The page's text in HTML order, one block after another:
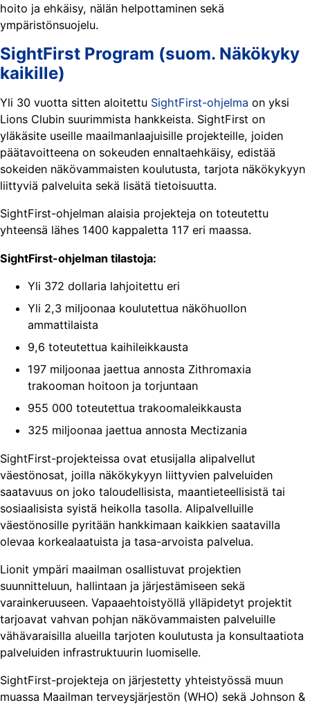
hoito ja ehkäisy, nälän helpottaminen sekä
ympäristönsuojelu.
SightFirst Program (suom. Näkökyky
kaikille)
Yli 30 vuotta sitten aloitettu SightFirst-ohjelma on yksi
Lions Clubin suurimmista hankkeista. SightFirst on
yläkäsite useille maailmanlaajuisille projekteille, joiden
päätavoitteena on sokeuden ennaltaehkäisy, edistää
sokeiden näkövammaisten koulutusta, tarjota näkökykyyn
liittyviä palveluita sekä lisätä tietoisuutta.
SightFirst-ohjelman alaisia projekteja on toteutettu
yhteensä lähes 1400 kappaletta 117 eri maassa.
SightFirst-ohjelman tilastoja:
Yli 372 dollaria lahjoitettu eri
Yli 2,3 miljoonaa koulutettua näköhuollon
ammattilaista
9,6 toteutettua kaihileikkausta
197 miljoonaa jaettua annosta Zithromaxia
trakooman hoitoon ja torjuntaan
955 000 toteutettua trakoomaleikkausta
325 miljoonaa jaettua annosta Mectizania
SightFirst-projekteissa ovat etusijalla alipalvellut
väestönosat, joilla näkökykyyn liittyvien palveluiden
saatavuus on joko taloudellisista, maantieteellisistä tai
sosiaalisista syistä heikolla tasolla. Alipalvelluille
väestönosille pyritään hankkimaan kaikkien saatavilla
olevaa korkealaatuista ja tasa-arvoista palvelua.
Lionit ympäri maailman osallistuvat projektien
suunnitteluun, hallintaan ja järjestämiseen sekä
varainkeruuseen. Vapaaehtoistyöllä ylläpidetyt projektit
tarjoavat vahvan pohjan näkövammaisten palveluille
vähävaraisilla alueilla tarjoten koulutusta ja konsultaatiota
palveluiden infrastruktuurin luomiselle.
SightFirst-projekteja on järjestetty yhteistyössä muun
muassa Maailman terveysjärjestön (WHO) sekä Johnson &